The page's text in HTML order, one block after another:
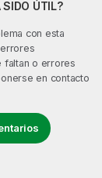
SIDO ÚTIL?
con esta
faltan o errores
en contacto